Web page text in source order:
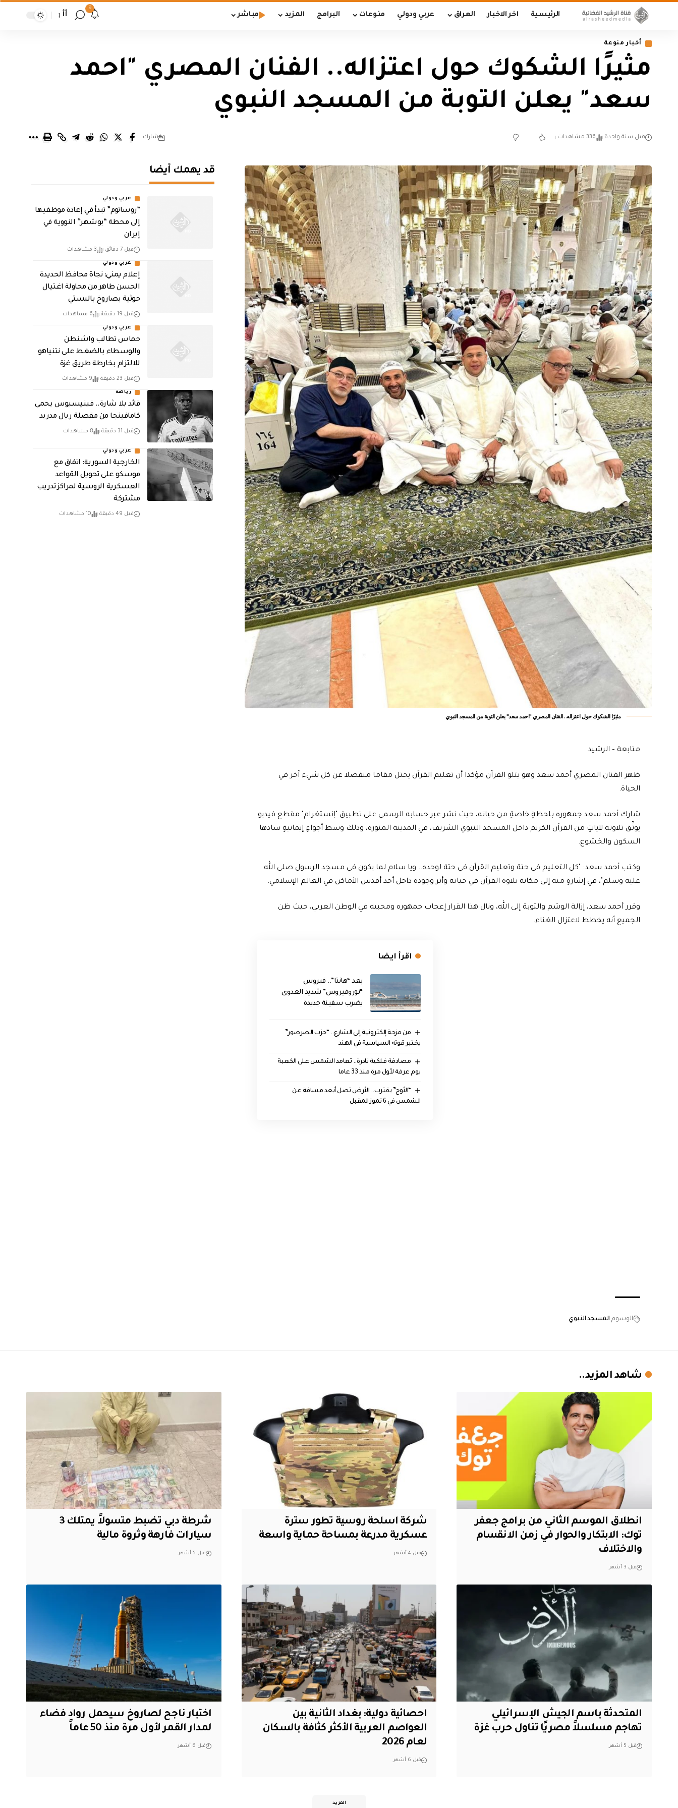
الرئيسية اخر الاخبار العراق عربي ودولي منوعات البرامج المزيد مباشر
9
أأ
أخبار منوعة
مثيرًا الشكوك حول اعتزاله.. الفنان المصري "احمد
سعد" يعلن التوبة من المسجد النبوي
قبل سنة واحدة 336 مشاهدات شارك
مثيرًا الشكوك حول اعتزاله.. الفنان المصري "احمد سعد" يعلن التوبة من المسجد النبوي
متابعة – الرشيد
ظهر الفنان المصري أحمد سعد وهو يتلو القرآن مؤكدا أن تعليم القرآن يحتل مقاما منفصلا عن كل شيء آخر في
الحياة.
شارك أحمد سعد جمهوره بلحظةٍ خاصةٍ من حياته، حيث نشر عبر حسابه الرسمي على تطبيق "إنستغرام" مقطع فيديو
يوثِّق تلاوته لآياتٍ من القرآن الكريم داخل المسجد النبوي الشريف، في المدينة المنورة، وذلك وسط أجواءٍ إيمانيةٍ سادها
السكون والخشوع.
وكتب أحمد سعد: "كل التعليم في حتة وتعليم القرآن في حتة لوحده.. ويا سلام لما يكون في مسجد الرسول صلى الله
عليه وسلم"، في إشارةٍ منه إلى مكانة تلاوة القرآن في حياته وأثر وجوده داخل أحد أقدس الأماكن في العالم الإسلامي.
وقرر أحمد سعد، إزالة الوشم والتوبة إلى الله، ونال هذا القرار إعجاب جمهوره ومحبيه في الوطن العربي، حيث ظن
الجميع أنه يخطط لاعتزال الغناء.
اقرأ ايضا
بعد “هانتا”.. فيروس
“نوروفيروس” شديد العدوى
يضرب سفينة جديدة
من مزحة إلكترونية إلى الشارع.. “حزب الصرصور”
يختبر قوته السياسية في الهند
مصادفة فلكية نادرة.. تعامد الشمس على الكعبة
يوم عرفة لأول مرة منذ 33 عاما
“الأوج” يقترب.. الأرض تصل أبعد مسافة عن
الشمس في 6 تموز المقبل
الوسوم المسجد النبوي
قد يهمك أيضا
عربي ودولي
“روساتوم” تبدأ في إعادة موظفيها
إلى محطة “بوشهر” النووية في
إيران
قبل 7 دقائق 3 مشاهدات
عربي ودولي
إعلام يمني: نجاة محافظ الحديدة
الحسن طاهر من محاولة اغتيال
حوثية بصاروخ باليستي
قبل 19 دقيقة 6 مشاهدات
عربي ودولي
حماس تطالب واشنطن
والوسطاء بالضغط على نتنياهو
للالتزام بخارطة طريق غزة
قبل 23 دقيقة 9 مشاهدات
رياضة
قائد بلا شارة.. فينيسيوس يحمي
كامافينجا من مقصلة ريال مدريد
قبل 31 دقيقة 8 مشاهدات
عربي ودولي
الخارجية السورية: اتفاق مع
موسكو على تحويل القواعد
العسكرية الروسية لمراكز تدريب
مشتركة
قبل 49 دقيقة 10 مشاهدات
شاهد المزيد..
انطلاق الموسم الثاني من برامج جعفر
توك: الابتكار والحوار في زمن الانقسام
والاختلاف
قبل 3 أشهر
شركة اسلحة روسية تطور سترة
عسكرية مدرعة بمساحة حماية واسعة
قبل 4 أشهر
شرطة دبي تضبط متسولاً يمتلك 3
سيارات فارهة وثروة مالية
قبل 5 أشهر
المتحدثة باسم الجيش الإسرائيلي
تهاجم مسلسلاً مصريًا تناول حرب غزة
قبل 5 أشهر
احصائية دولية: بغداد الثانية بين
العواصم العربية الأكثر كثافة بالسكان
لعام 2026
قبل 6 أشهر
اختبار ناجح لصاروخ سيحمل رواد فضاء
لمدار القمر لأول مرة منذ 50 عاماً
قبل 6 أشهر
المزيد